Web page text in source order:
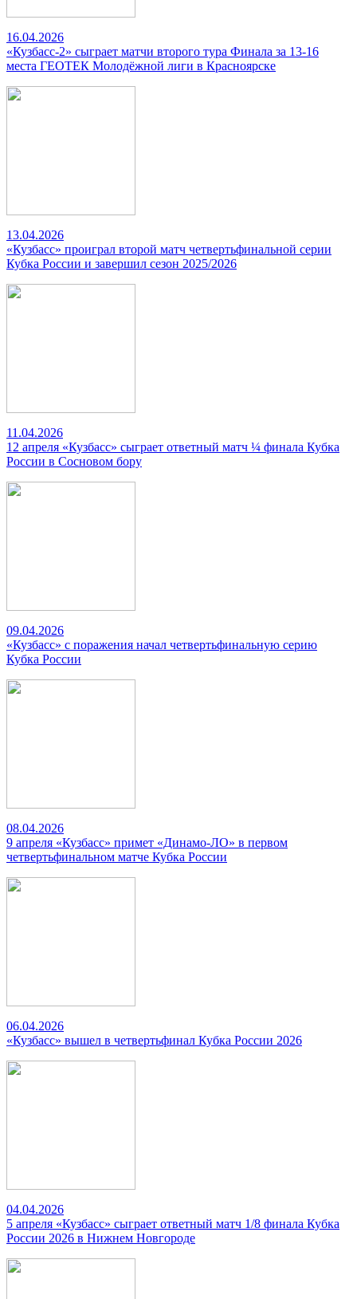
16.04.2026
«Кузбасс-2» сыграет матчи второго тура Финала за 13-16
места ГЕОТЕК Молодёжной лиги в Красноярске
13.04.2026
«Кузбасс» проиграл второй матч четвертьфинальной серии
Кубка России и завершил сезон 2025/2026
11.04.2026
12 апреля «Кузбасс» сыграет ответный матч ¼ финала Кубка
России в Сосновом бору
09.04.2026
«Кузбасс» с поражения начал четвертьфинальную серию
Кубка России
08.04.2026
9 апреля «Кузбасс» примет «Динамо-ЛО» в первом
четвертьфинальном матче Кубка России
06.04.2026
«Кузбасс» вышел в четвертьфинал Кубка России 2026
04.04.2026
5 апреля «Кузбасс» сыграет ответный матч 1/8 финала Кубка
России 2026 в Нижнем Новгороде